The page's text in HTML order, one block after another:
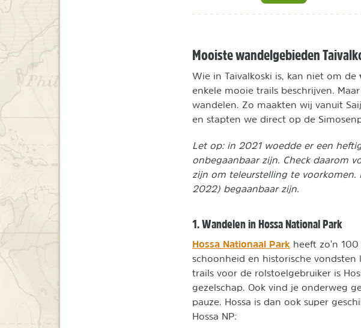
Mooiste wandelgebieden
Wie in Taivalkoski is, kan niet om de
enkele mooie trails beschrijven.
wandelen. Zo maakten wij vanuit
en stapten we direct op de
Let op: in 2021 woedde er een
onbegaanbaar zijn. Check daarom
zijn om teleurstelling te
2022) begaanbaar zijn.
1. Wandelen in Hossa National Park
Hossa Nationaal Park heeft zo'n
schoonheid en historische vondsten
trails voor de rolstoelgebruiker is
gezelschap. Ook vind je onderweg
pauze. Hossa is dan ook super
Hossa NP: